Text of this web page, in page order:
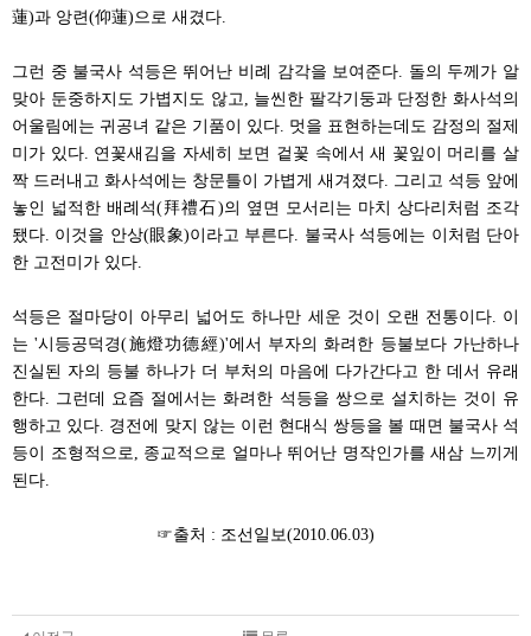
蓮)과 앙련(仰蓮)으로 새겼다.
그런 중 불국사 석등은 뛰어난 비례 감각을 보여준다. 돌의 두께가 알
맞아 둔중하지도 가볍지도 않고, 늘씬한 팔각기둥과 단정한 화사석의
어울림에는 귀공녀 같은 기품이 있다. 멋을 표현하는데도 감정의 절제
미가 있다. 연꽃새김을 자세히 보면 겉꽃 속에서 새 꽃잎이 머리를 살
짝 드러내고 화사석에는 창문틀이 가볍게 새겨졌다. 그리고 석등 앞에
놓인 넓적한 배례석(拜禮石)의 옆면 모서리는 마치 상다리처럼 조각
됐다. 이것을 안상(眼象)이라고 부른다. 불국사 석등에는 이처럼 단아
한 고전미가 있다.
석등은 절마당이 아무리 넓어도 하나만 세운 것이 오랜 전통이다. 이
는 '시등공덕경(施燈功德經)'에서 부자의 화려한 등불보다 가난하나
진실된 자의 등불 하나가 더 부처의 마음에 다가간다고 한 데서 유래
한다. 그런데 요즘 절에서는 화려한 석등을 쌍으로 설치하는 것이 유
행하고 있다. 경전에 맞지 않는 이런 현대식 쌍등을 볼 때면 불국사 석
등이 조형적으로, 종교적으로 얼마나 뛰어난 명작인가를 새삼 느끼게
된다.
☞출처 : 조선일보(2010.06.03)